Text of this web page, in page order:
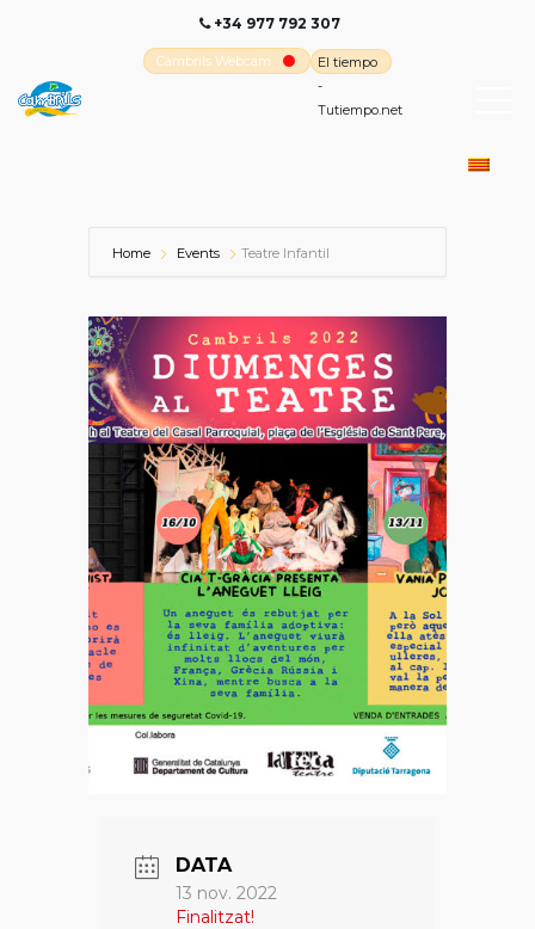
+34 977 792 307
Cambrils Webcam
El tiempo
-
Tutiempo.net
Home Events Teatre Infantil
DATA
13 nov. 2022
Finalitzat!